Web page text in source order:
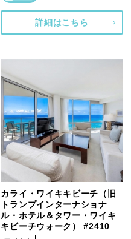
詳細はこちら
カライ・ワイキキビーチ（旧
トランプインターナショナ
ル・ホテル＆タワー・ワイキ
キビーチウォーク） #2410